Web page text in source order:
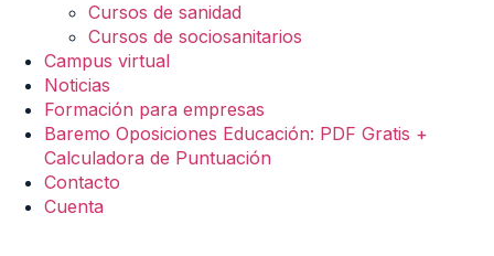
Cursos de sanidad
Cursos de sociosanitarios
Campus virtual
Noticias
Formación para empresas
Baremo Oposiciones Educación: PDF Gratis +
Calculadora de Puntuación
Contacto
Cuenta